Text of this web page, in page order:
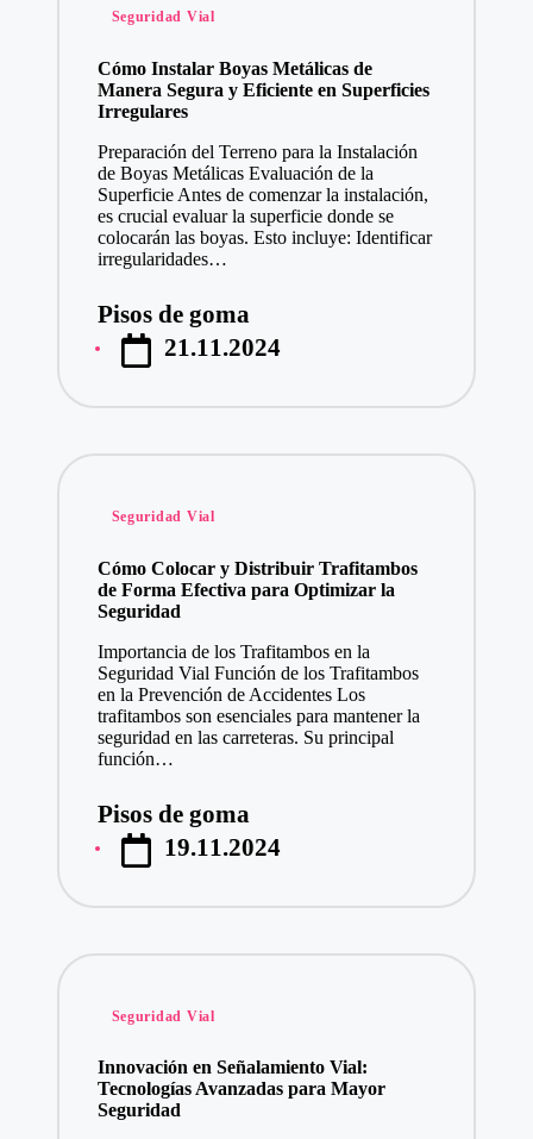
Publicado
Seguridad Vial
Cómo Instalar Boyas Metálicas de
Manera Segura y Eficiente en Superficies
Irregulares
Preparación del Terreno para la Instalación
de Boyas Metálicas Evaluación de la
Superficie Antes de comenzar la instalación,
es crucial evaluar la superficie donde se
colocarán las boyas. Esto incluye: Identificar
irregularidades…
Publicado
por
Pisos de goma
21.11.2024
Publicado
Seguridad Vial
Cómo Colocar y Distribuir Trafitambos
de Forma Efectiva para Optimizar la
Seguridad
Importancia de los Trafitambos en la
Seguridad Vial Función de los Trafitambos
en la Prevención de Accidentes Los
trafitambos son esenciales para mantener la
seguridad en las carreteras. Su principal
función…
Publicado
por
Pisos de goma
19.11.2024
Publicado
Seguridad Vial
Innovación en Señalamiento Vial:
Tecnologías Avanzadas para Mayor
Seguridad